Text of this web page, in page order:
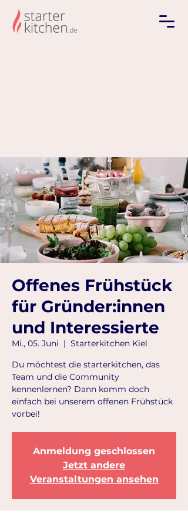
Offenes Frühstück
für Gründer:innen
und Interessierte
Mi., 05. Juni
  |
Starterkitchen Kiel
Du möchtest die starterkitchen, das
Team und die Community
kennenlernen? Dann komm doch
einfach bei unserem offenen Frühstück
vorbei!
Anmeldung geschlossen
Jetzt andere
Veranstaltungen ansehen